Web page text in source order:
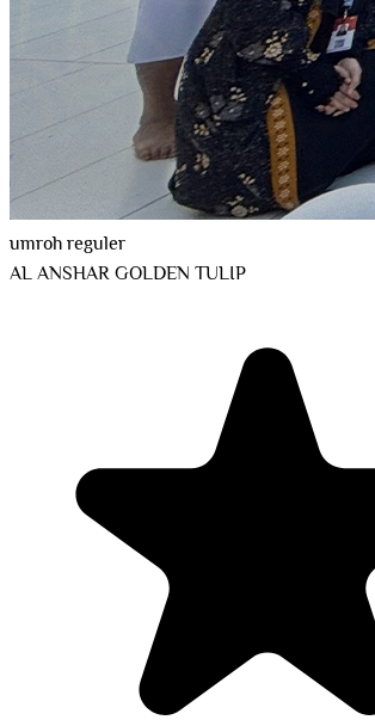
umroh reguler
AL ANSHAR GOLDEN TULIP